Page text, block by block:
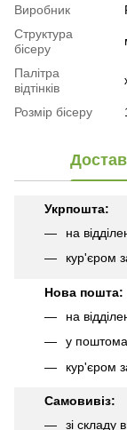
Виробник
Структура
бісеру
Палітра
відтінків
Розмір бісеру
Укрпошта:
на
кур'єром
Нова пошта:
на
у
кур'єром
Самовивіз:
зі складу